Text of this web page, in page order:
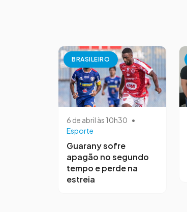
BRASILEIRO
6 de abril às 10h30 •
Esporte
Guarany sofre
apagão no segundo
tempo e perde na
estreia